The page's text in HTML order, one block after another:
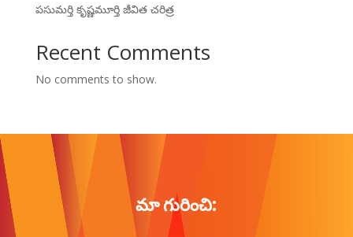
పసుమర్తి కృష్ణమూర్తి జీవిత చరిత్ర
Recent Comments
No comments to show.
మా గురించి: